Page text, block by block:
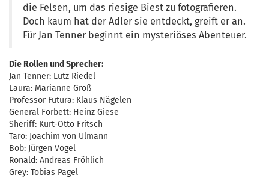
die Felsen, um das riesige Biest zu fotografieren.
Doch kaum hat der Adler sie entdeckt, greift er an.
Für Jan Tenner beginnt ein mysteriöses Abenteuer.
Die Rollen und Sprecher:
Jan Tenner: Lutz Riedel
Laura: Marianne Groß
Professor Futura: Klaus Nägelen
General Forbett: Heinz Giese
Sheriff: Kurt-Otto Fritsch
Taro: Joachim von Ulmann
Bob: Jürgen Vogel
Ronald: Andreas Fröhlich
Grey: Tobias Pagel